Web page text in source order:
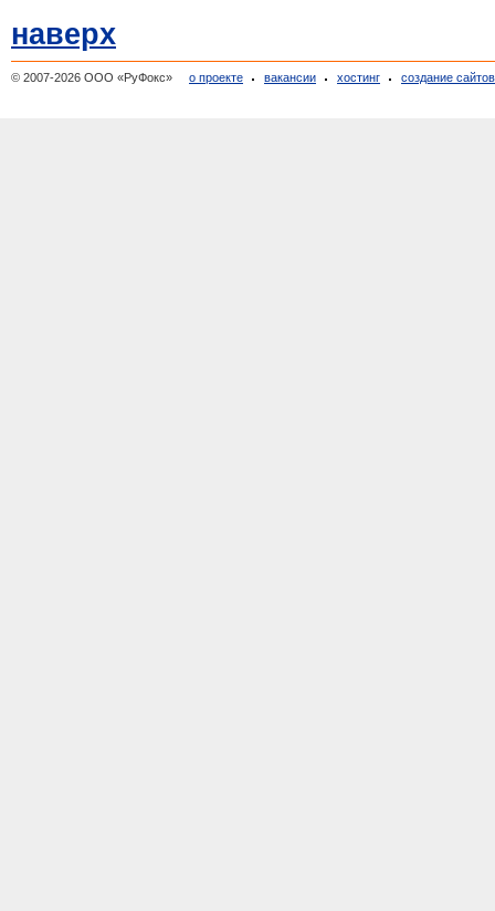
наверх
© 2007-2026 ООО «РуФокс» о проекте вакансии хостинг создание сайтов